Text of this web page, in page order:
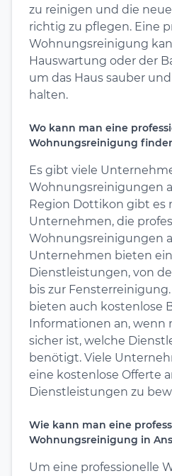
zu reinigen und die
richtig zu pflegen. Eine
Wohnungsreinigung
Hauswartung oder der
um das Haus sauber
halten.
Wo kann man eine
Wohnungsreinigung
Es gibt viele
Wohnungsreinigungen
Region Dottikon gibt es
Unternehmen, die
Wohnungsreinigungen
Unternehmen bieten
Dienstleistungen, von
bis zur
bieten auch kostenlose
Informationen an, wenn
sicher ist, welche
benötigt. Viele
eine kostenlose Offerte
Dienstleistungen zu
Wie kann man eine
Wohnungsreinigung in
Um eine professionelle